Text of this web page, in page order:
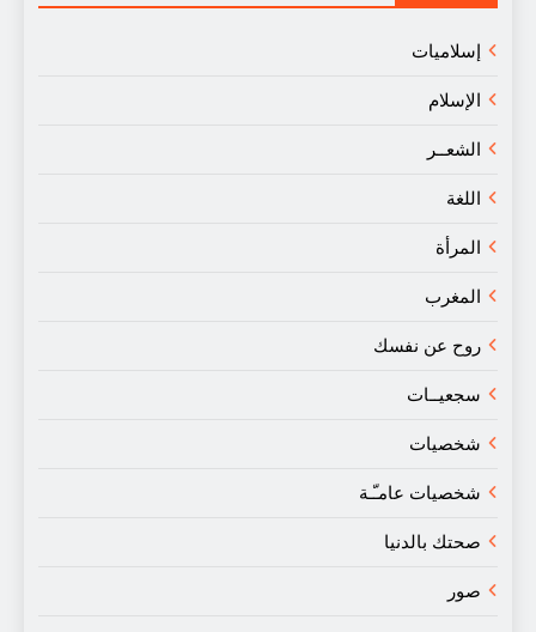
إسلاميات
الإسلام
الشعــر
اللغة
المرأة
المغرب
روح عن نفسك
سجعيــات
شخصيات
شخصيات عامـّـة
صحتك بالدنيا
صور